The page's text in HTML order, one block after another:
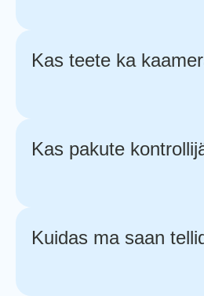
tõhusalt, et minimeerida
Kas teete ka
kaamerauuringuid, et
Kas pakute
ametliku kontrollakti, mis
tõendeid ja soovitusi
Kuidas ma saan